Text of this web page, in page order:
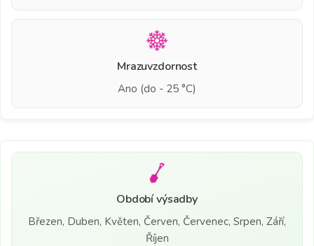
Mrazuvzdornost
Ano (do - 25 °C)
Období výsadby
Březen, Duben, Květen, Červen, Červenec, Srpen, Září,
Říjen